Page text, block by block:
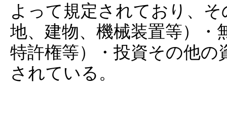
よって規定されており、
地、建物、機械装置等）・
特許権等）・投資その他の
されている。